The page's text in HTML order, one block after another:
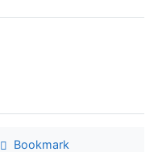
Bookmark